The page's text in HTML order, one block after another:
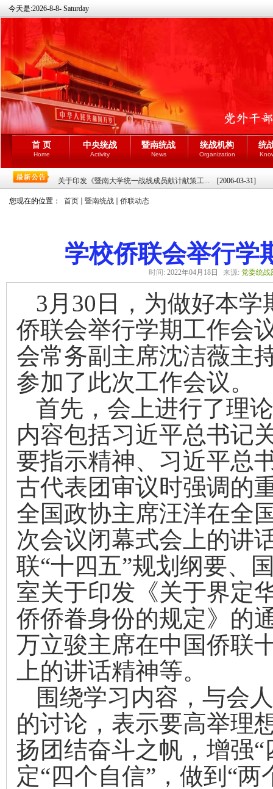
今天是:2026-8-8- Saturday
首 页
Home
中央统战
Activity
暨南统战
News
统战机构
Organization
统
关于印发《暨南大学统一战线成员献计献策工... [2006-03-31]
您现在的位置： 首页 暨南统战 侨联动态
学校侨联会举行学
时间: 2022年04月18日 来源: 党委统战
3 月 30 日，为做好本
侨联会举行学期工作会
会常务副主席沈洁薇主
参加了 此次工作会议。
首先，会上进行了理
内容包括习近平总书记
要指示精神、习近平总
古代表团审议时强调的
全国政协主席汪洋在全
次会议闭幕式会上的讲
联“十四五”规划纲要、
室关于印发《关于界定
侨侨眷身份的规定》的
万立骏主席在中国侨联
上的讲话精神等。
围绕学习内容，与会
的讨论，表示要高举理
扬团结奋斗之帆，增强“
定“四个自信”，做到 “两